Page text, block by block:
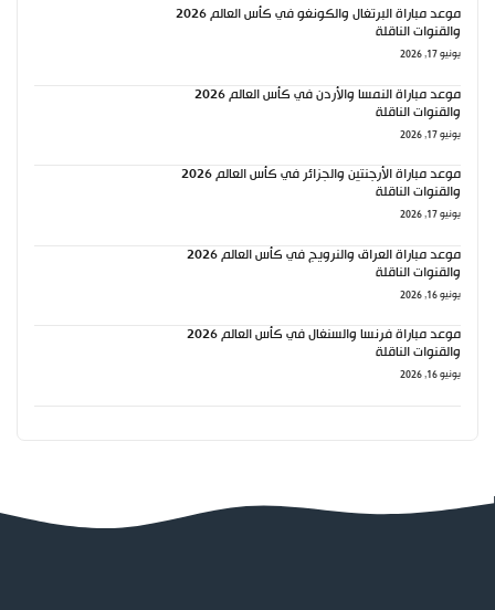
موعد مباراة البرتغال والكونغو في كأس العالم 2026
والقنوات الناقلة
يونيو 17, 2026
موعد مباراة النمسا والأردن في كأس العالم 2026
والقنوات الناقلة
يونيو 17, 2026
موعد مباراة الأرجنتين والجزائر في كأس العالم 2026
والقنوات الناقلة
يونيو 17, 2026
موعد مباراة العراق والنرويج في كأس العالم 2026
والقنوات الناقلة
يونيو 16, 2026
موعد مباراة فرنسا والسنغال في كأس العالم 2026
والقنوات الناقلة
يونيو 16, 2026